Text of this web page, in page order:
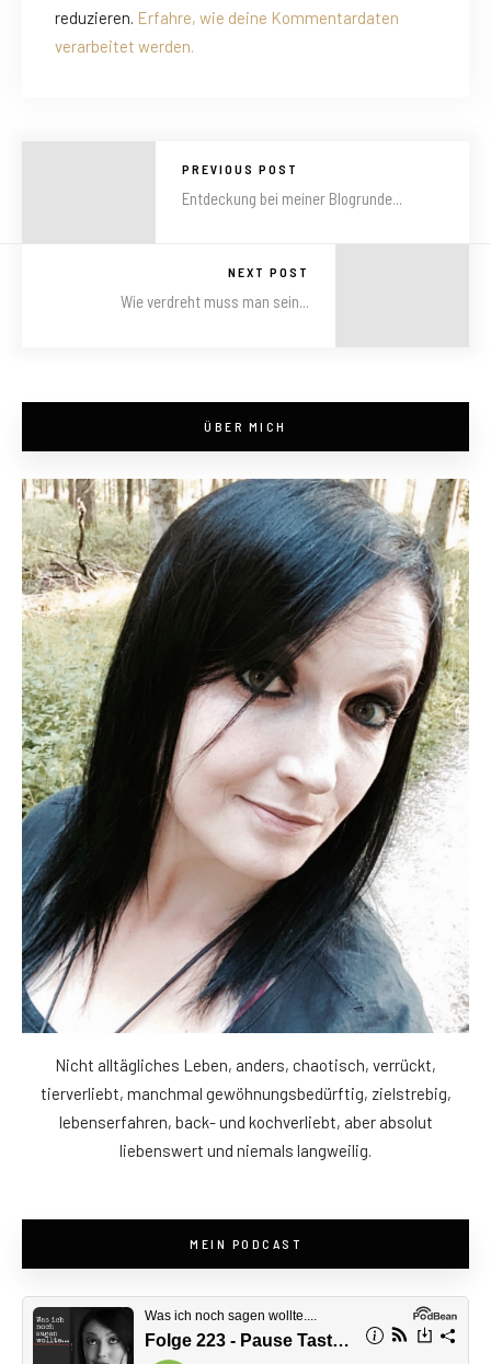
reduzieren. Erfahre, wie deine Kommentardaten
verarbeitet werden.
PREVIOUS POST
Entdeckung bei meiner Blogrunde...
NEXT POST
Wie verdreht muss man sein...
ÜBER MICH
Nicht alltägliches Leben, anders, chaotisch, verrückt,
tierverliebt, manchmal gewöhnungsbedürftig, zielstrebig,
lebenserfahren, back- und kochverliebt, aber absolut
liebenswert und niemals langweilig.
MEIN PODCAST